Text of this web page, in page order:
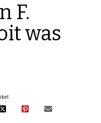
F.
was